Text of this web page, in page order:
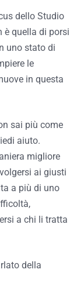
dello Studio
è quella di porsi
uno stato di
le
in questa
sai più come
aiuto.
migliore
ai giusti
a più di uno
a chi li tratta
della